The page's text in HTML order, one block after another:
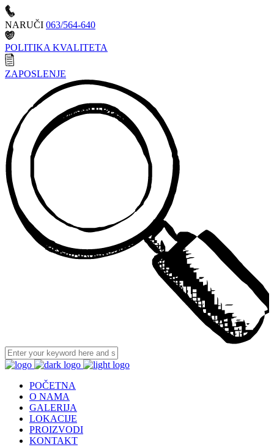
NARUČI 063/564-640
POLITIKA KVALITETA
ZAPOSLENJE
POČETNA
O NAMA
GALERIJA
LOKACIJE
PROIZVODI
KONTAKT